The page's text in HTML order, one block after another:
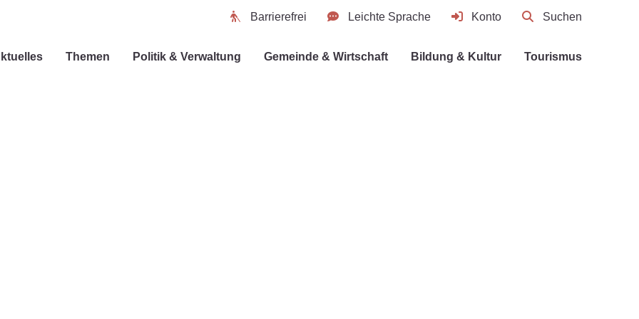
Barrierefrei Leichte Sprache Konto Suchen
Themen Politik & Verwaltung Gemeinde & Wirtschaft Bildung & Kultur Tourismus